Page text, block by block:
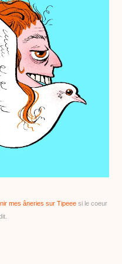
a
b
mes âneries sur Tipeeesi le coeur